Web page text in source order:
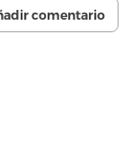
comentario